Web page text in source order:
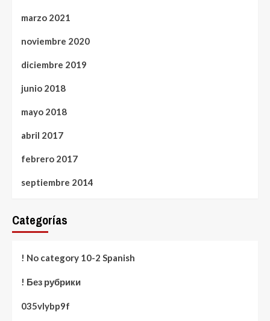
marzo 2021
noviembre 2020
diciembre 2019
junio 2018
mayo 2018
abril 2017
febrero 2017
septiembre 2014
Categorías
! No category 10-2 Spanish
! Без рубрики
035vlybp9f